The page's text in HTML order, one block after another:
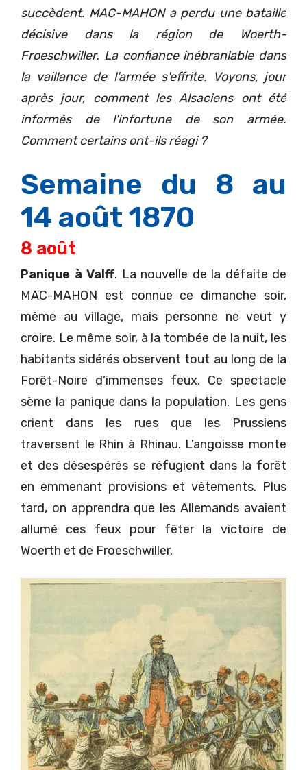
succèdent. MAC-MAHON a perdu une bataille
décisive dans la région de Woerth-
Froeschwiller. La confiance inébranlable dans
la vaillance de l'armée s'effrite. Voyons, jour
après jour, comment les Alsaciens ont été
informés de l'infortune de son armée.
Comment certains ont-ils réagi ?
Semaine du 8 au
14 août 1870
8 août
Panique à Valff. La nouvelle de la défaite de
MAC-MAHON est connue ce dimanche soir,
même au village, mais personne ne veut y
croire. Le même soir, à la tombée de la nuit, les
habitants sidérés observent tout au long de la
Forêt-Noire d'immenses feux. Ce spectacle
sème la panique dans la population. Les gens
crient dans les rues que les Prussiens
traversent le Rhin à Rhinau. L'angoisse monte
et des désespérés se réfugient dans la forêt
en emmenant provisions et vêtements. Plus
tard, on apprendra que les Allemands avaient
allumé ces feux pour fêter la victoire de
Woerth et de Froeschwiller.